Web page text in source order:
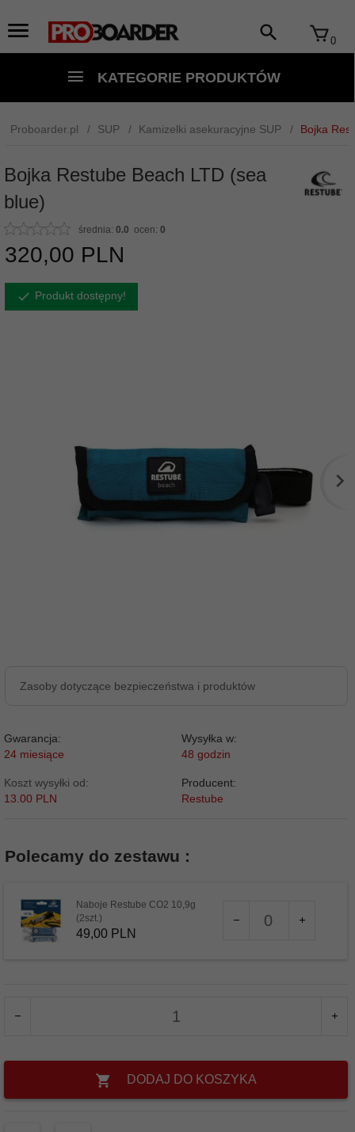
0
KATEGORIE PRODUKTÓW
Proboarder.pl SUP Kamizelki asekuracyjne SUP Bojka
Bojka Restube Beach LTD (sea
blue)
średnia: 0.0 ocen: 0
320,00 PLN
Produkt dostępny!
Zasoby dotyczące bezpieczeństwa i produktów
Gwarancja:
24 miesiące
Wysyłka w:
48 godzin
Koszt wysyłki od:
13.00 PLN
Producent:
Restube
Polecamy do zestawu :
Naboje Restube CO2 10,9g
(2szt.)
49,00 PLN
DODAJ DO KOSZYKA